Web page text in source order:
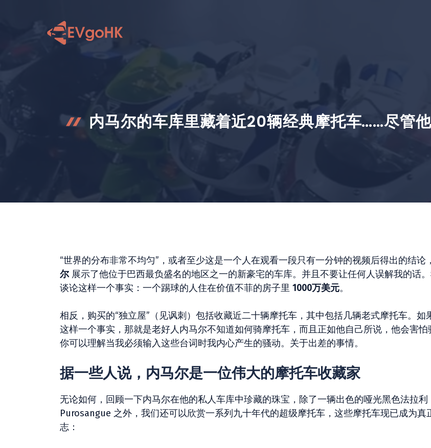
内马尔的车库里藏着近20辆经典摩托车……尽管
“世界的分布非常不均匀”，或者至少这是一个人在观看一段只有一分钟的视频后得出的结论
尔展示了他位于巴西最负盛名的地区之一的新豪宅的车库。并且不要让任何人误解我的话
谈论这样一个事实：一个踢球的人住在价值不菲的房子里 1000万美元。
相反，购买的“独立屋”（见讽刺）包括收藏近二十辆摩托车，其中包括几辆老式摩托车。如
这样一个事实，那就是老好人内马尔不知道如何骑摩托车，而且正如他自己所说，他会害怕
你可以理解当我必须输入这些台词时我内心产生的骚动。关于出差的事情。
据一些人说，内马尔是一位伟大的摩托车收藏家
无论如何，回顾一下内马尔在他的私人车库中珍藏的珠宝，除了一辆出色的哑光黑色法拉利
Purosangue 之外，我们还可以欣赏一系列九十年代的超级摩托车，这些摩托车现已成为真
志：